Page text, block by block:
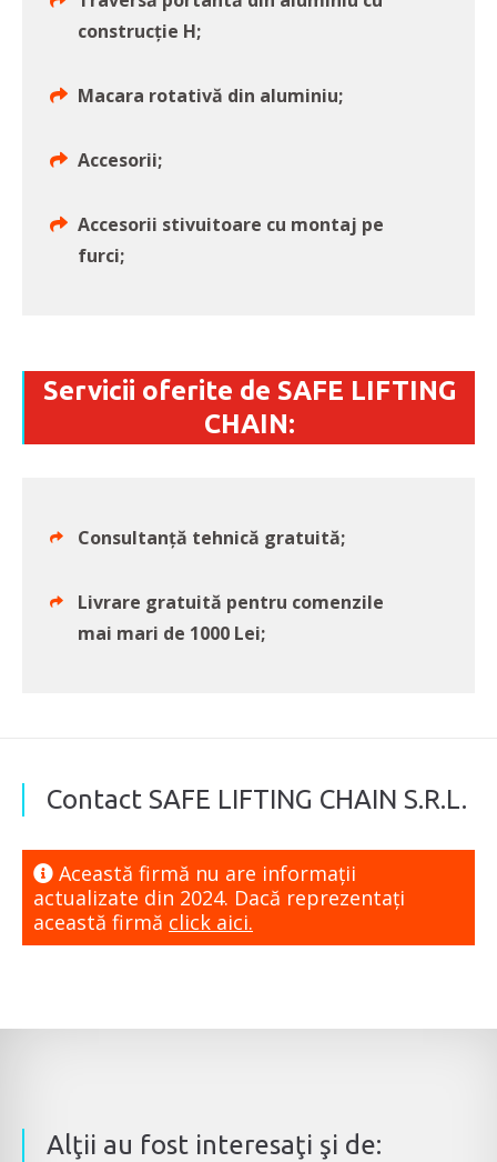
construcție H;
Macara rotativă din aluminiu;
Accesorii;
Accesorii stivuitoare cu montaj pe
furci;
Servicii oferite de SAFE LIFTING
CHAIN:
Consultanță tehnică gratuită;
Livrare gratuită pentru comenzile
mai mari de 1000 Lei;
Contact SAFE LIFTING CHAIN S.R.L.
Această firmă nu are informaţii
actualizate din 2024. Dacă reprezentaţi
această firmă click aici.
Alţii au fost interesaţi şi de: